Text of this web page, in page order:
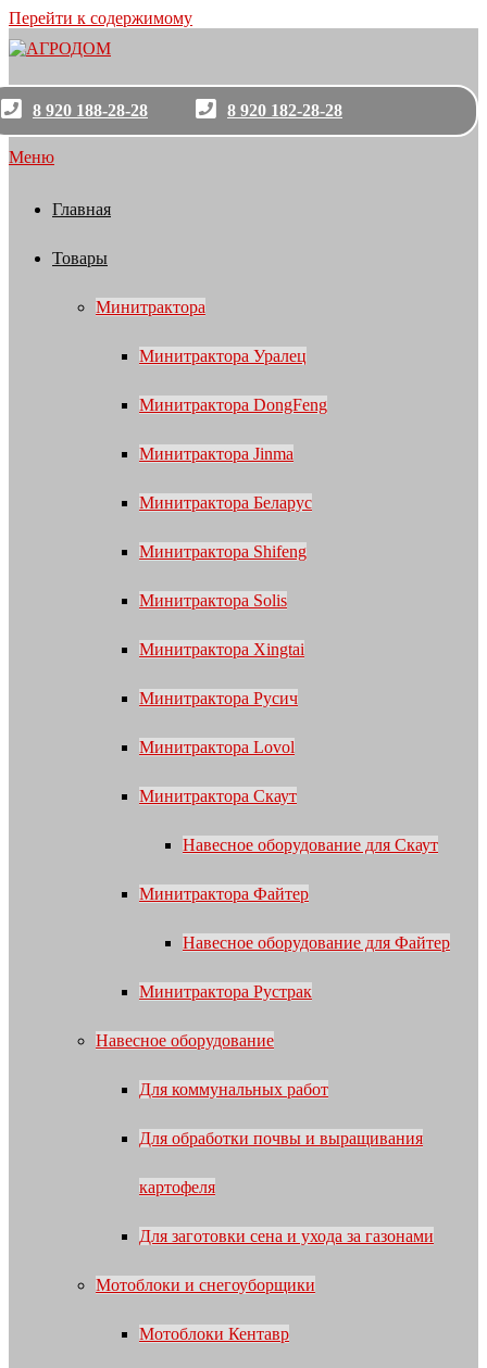
Перейти к содержимому
8 920 188-28-28 8 920 182-28-28
Меню
Главная
Товары
Минитрактора
Минитрактора Уралец
Минитрактора DongFeng
Минитрактора Jinma
Минитрактора Беларус
Минитрактора Shifeng
Минитрактора Solis
Минитрактора Xingtai
Минитрактора Русич
Минитрактора Lovol
Минитрактора Скаут
Навесное оборудование для Скаут
Минитрактора Файтер
Навесное оборудование для Файтер
Минитрактора Рустрак
Навесное оборудование
Для коммунальных работ
Для обработки почвы и выращивания
картофеля
Для заготовки сена и ухода за газонами
Мотоблоки и снегоуборщики
Мотоблоки Кентавр